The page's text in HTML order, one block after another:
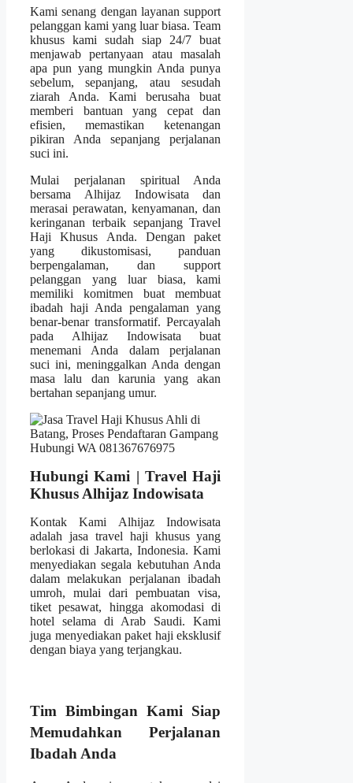
Kami senang dengan layanan support
pelanggan kami yang luar biasa. Team
khusus kami sudah siap 24/7 buat
menjawab pertanyaan atau masalah
apa pun yang mungkin Anda punya
sebelum, sepanjang, atau sesudah
ziarah Anda. Kami berusaha buat
memberi bantuan yang cepat dan
efisien, memastikan ketenangan
pikiran Anda sepanjang perjalanan
suci ini.
Mulai perjalanan spiritual Anda
bersama Alhijaz Indowisata dan
merasai perawatan, kenyamanan, dan
keringanan terbaik sepanjang Travel
Haji Khusus Anda. Dengan paket
yang dikustomisasi, panduan
berpengalaman, dan support
pelanggan yang luar biasa, kami
memiliki komitmen buat membuat
ibadah haji Anda pengalaman yang
benar-benar transformatif. Percayalah
pada Alhijaz Indowisata buat
menemani Anda dalam perjalanan
suci ini, meninggalkan Anda dengan
masa lalu dan karunia yang akan
bertahan sepanjang umur.
Hubungi Kami | Travel Haji
Khusus Alhijaz Indowisata
Kontak Kami Alhijaz Indowisata
adalah jasa travel haji khusus yang
berlokasi di Jakarta, Indonesia. Kami
menyediakan segala kebutuhan Anda
dalam melakukan perjalanan ibadah
umroh, mulai dari pembuatan visa,
tiket pesawat, hingga akomodasi di
hotel selama di Arab Saudi. Kami
juga menyediakan paket haji eksklusif
dengan biaya yang terjangkau.
Tim Bimbingan Kami Siap
Memudahkan Perjalanan
Ibadah Anda